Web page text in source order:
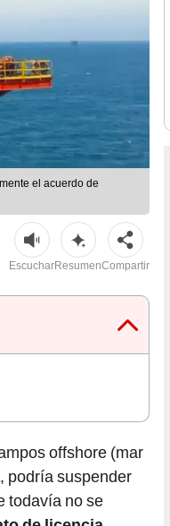
el acuerdo de
EscucharResumenCompartir
offshore (mar
, podría suspender
todavía no se